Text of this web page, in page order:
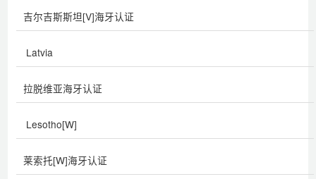
吉尔吉斯斯坦[V]海牙认证
Latvia
拉脱维亚海牙认证
Lesotho[W]
莱索托[W]海牙认证